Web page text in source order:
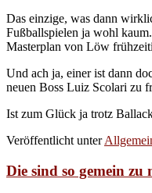
Das einzige, was dann
Fußballspielen ja wohl
Masterplan von Löw
Und ach ja, einer ist dann
neuen Boss Luiz Scolari zu
Ist zum Glück ja trotz
Veröffentlicht unter
Die sind so gemein zu